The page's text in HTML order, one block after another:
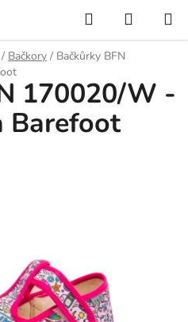
Hledat
KOŠÍK
/ Bačkory / Bačkůrky BFN
170020/W -
Barefoot